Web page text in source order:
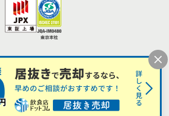
居抜き売却物件の案件一覧
居抜き売却物件の案件一覧
売却物件の案件一覧
売却物件の案件一覧
取扱い
株式会社シンクロ・フード
Food Co., Ltd.